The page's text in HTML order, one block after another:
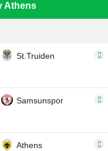
Athens
St.Truiden
Samsunspor
Athens